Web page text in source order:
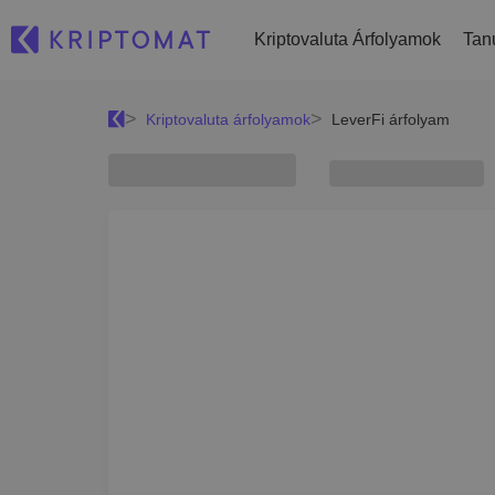
Kriptovaluta Árfolyamok
Kriptovaluta árfolyamok LeverFi árfolyam